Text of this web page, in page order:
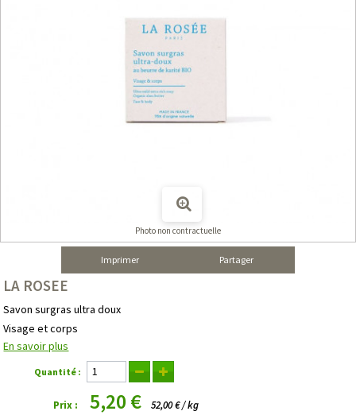
Photo non contractuelle
Imprimer Partager
LA ROSEE
Savon surgras ultra doux
Visage et corps
En savoir plus
Quantité :
Prix : 5,20 € 52,00 € / kg